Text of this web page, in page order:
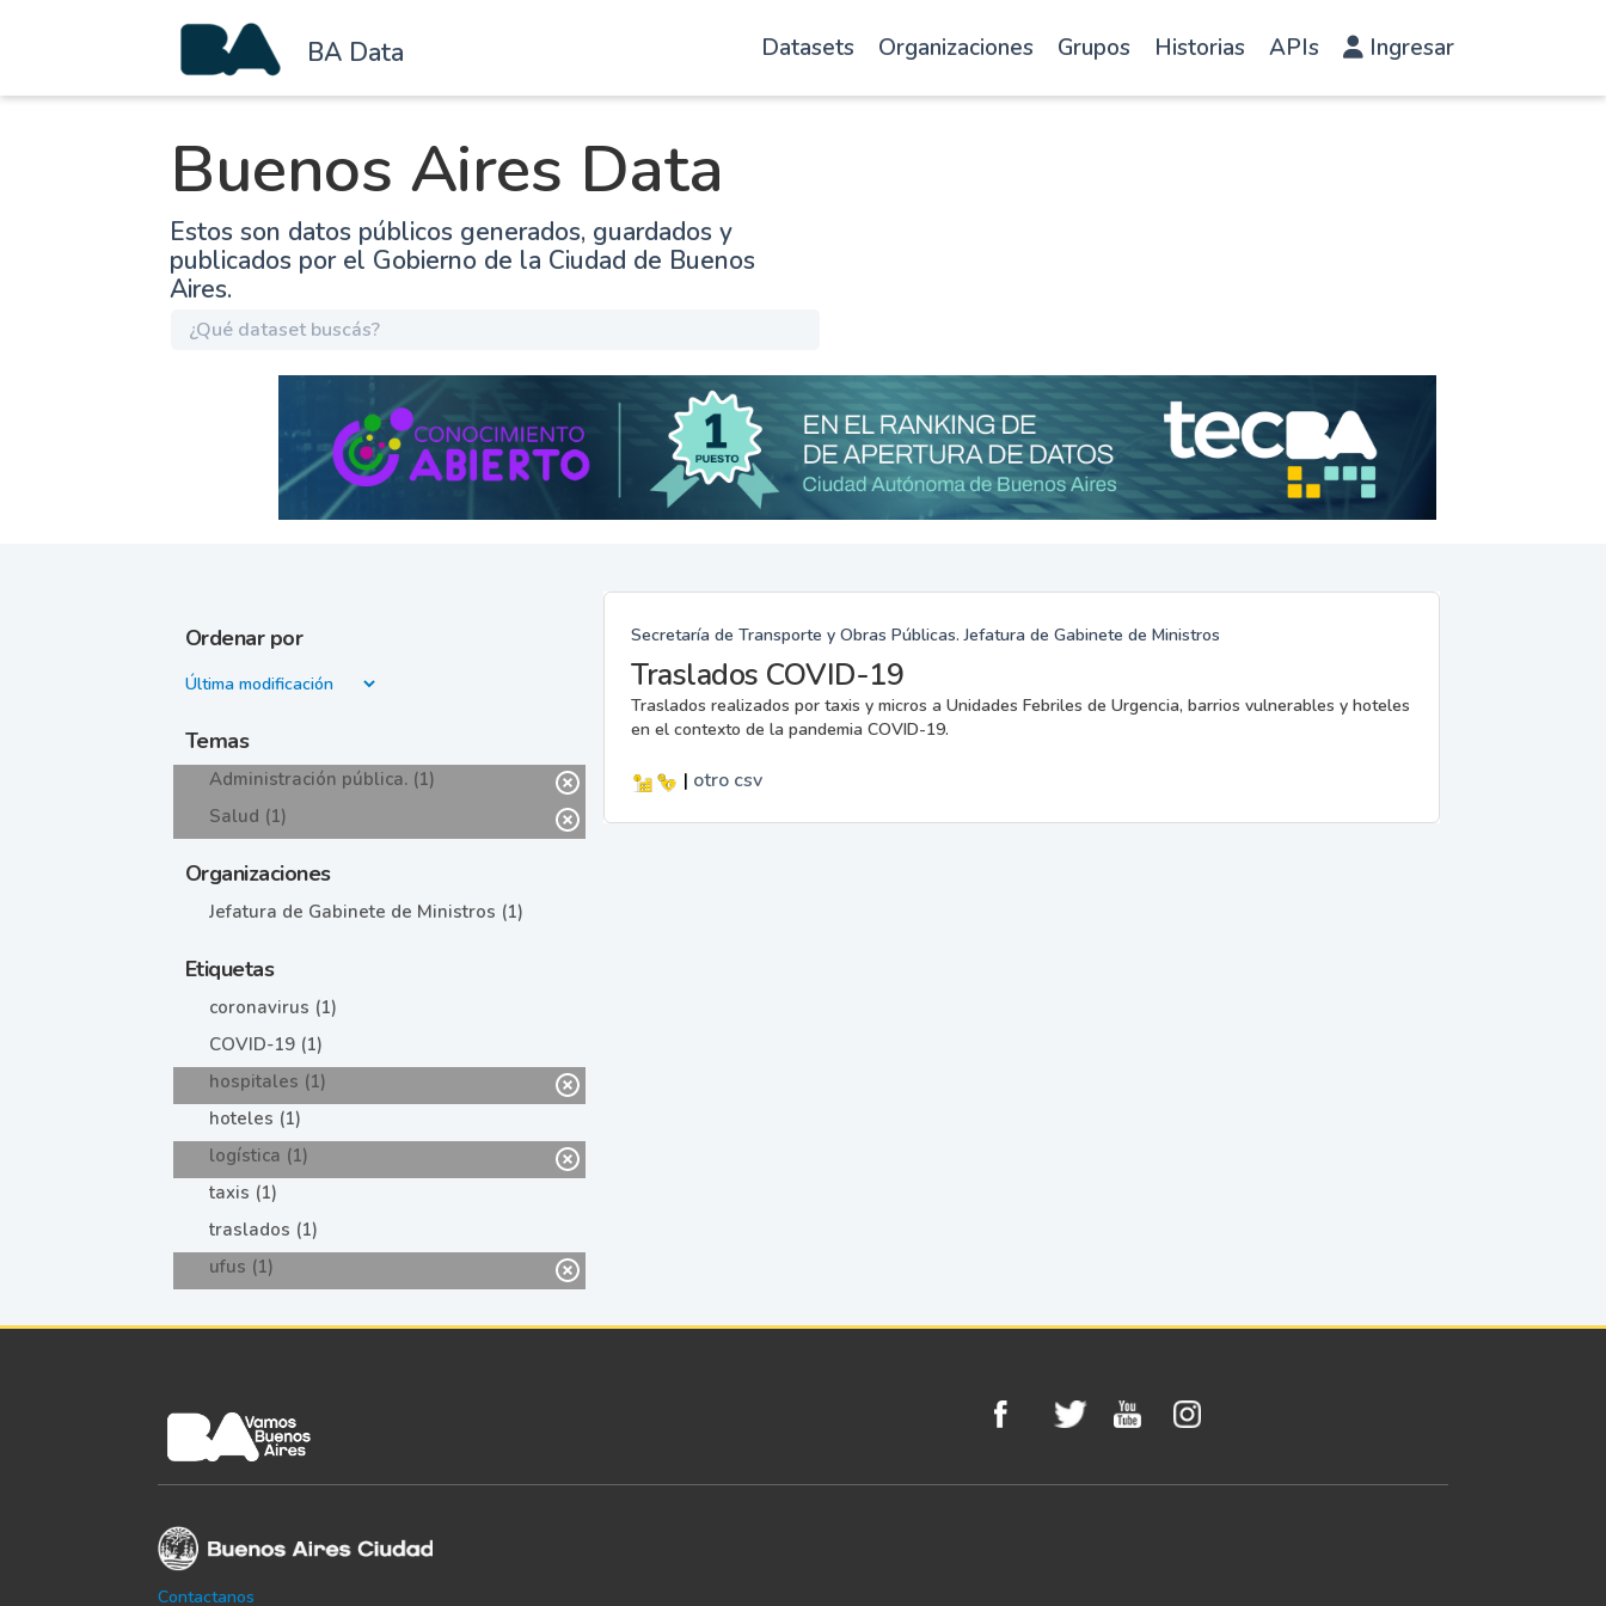
BA Data Datasets Organizaciones Grupos Historias APIs Ingresar
Buenos Aires Data
Estos son datos públicos generados, guardados y
publicados por el Gobierno de la Ciudad de Buenos
Aires.
Ordenar por
Temas
Administración pública. (1)
Salud (1)
Organizaciones
Jefatura de Gabinete de Ministros (1)
Etiquetas
coronavirus (1)
COVID-19 (1)
hospitales (1)
hoteles (1)
logística (1)
taxis (1)
traslados (1)
ufus (1)
Secretaría de Transporte y Obras Públicas. Jefatura de Gabinete de Ministros
Traslados COVID-19
Traslados realizados por taxis y micros a Unidades Febriles de Urgencia, barrios vulnerables y hoteles
en el contexto de la pandemia COVID-19.
| otro csv
Contactanos